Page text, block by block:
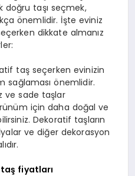
doğru taşı seçmek,
önemlidir. İşte eviniz
dikkate almanız
taş seçerken evinizin
sağlaması önemlidir.
ve sade taşlar
için daha doğal ve
Dekoratif taşların
ve diğer dekorasyon
fiyatları